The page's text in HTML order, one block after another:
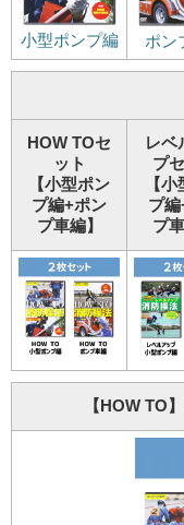
小型ポンプ編 ポン
HOW TOセ
ット
【小型ポン
プ編+ポン
プ車編】
レベ
プ
【
プ
プ
【HOW TO